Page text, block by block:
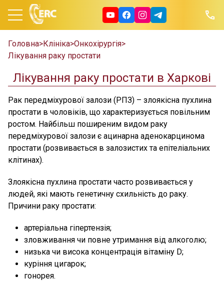
Головна> Клініка> Онкохірургія>
Лікування раку простати
Лікування раку простати в Харкові
Рак передміхурової залози (РПЗ) – злоякісна пухлина
простати в чоловіків, що характеризується повільним
ростом. Найбільш поширеним видом раку
передміхурової залози є ацинарна аденокарцинома
простати (розвивається в залозистих та епітеліальних
клітинах).
Злоякісна пухлина простати часто розвивається у
людей, які мають генетичну схильність до раку.
Причини раку простати:
артеріальна гіпертензія;
зловживання чи повне утримання від алкоголю;
низька чи висока концентрація вітаміну D;
куріння цигарок;
гонорея.